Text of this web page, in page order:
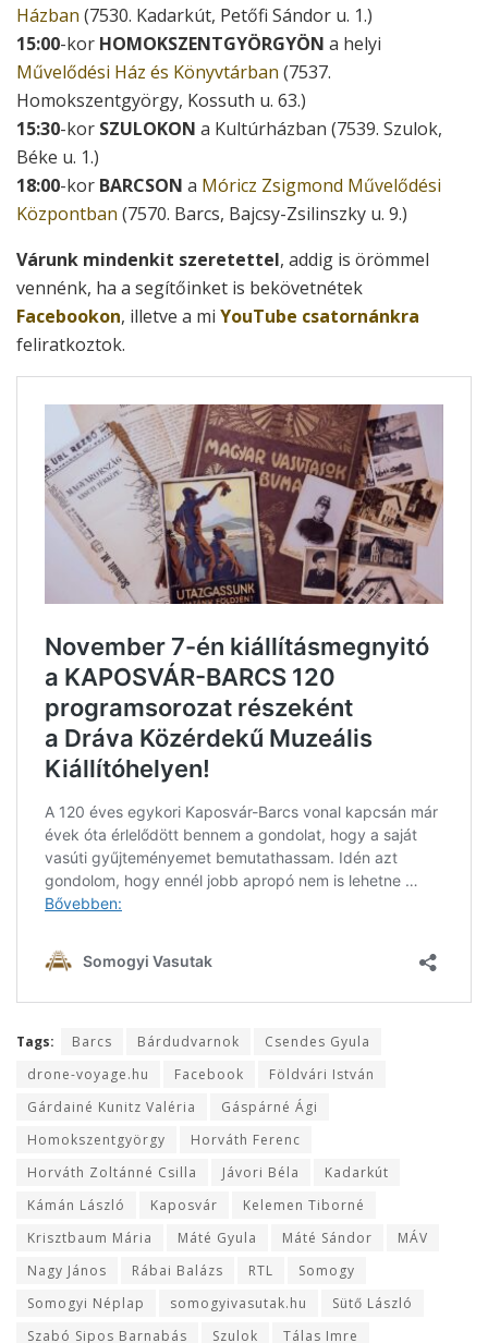
Házban (7530. Kadarkút, Petőfi Sándor u. 1.)
15:00-kor HOMOKSZENTGYÖRGYÖN a helyi
Művelődési Ház és Könyvtárban (7537.
Homokszentgyörgy, Kossuth u. 63.)
15:30-kor SZULOKON a Kultúrházban (7539. Szulok,
Béke u. 1.)
18:00-kor BARCSON a Móricz Zsigmond Művelődési
Központban (7570. Barcs, Bajcsy-Zsilinszky u. 9.)
Várunk mindenkit szeretettel, addig is örömmel
vennénk, ha a segítőinket is bekövetnétek
Facebookon, illetve a mi YouTube csatornánkra
feliratkoztok.
Tags: Barcs Bárdudvarnok
Csendes Gyula
drone-voyage.hu
Facebook
Földvári István
Gárdainé Kunitz Valéria
Gáspárné Ági
Homokszentgyörgy
Horváth Ferenc
Horváth Zoltánné Csilla
Jávori Béla
Kadarkút
Kámán László
Kaposvár
Kelemen Tiborné
Krisztbaum Mária
Máté Gyula Máté Sándor
MÁV
Nagy János
Rábai Balázs RTL
Somogy
Somogyi Néplap
somogyivasutak.hu
Sütő László
Szabó Sipos Barnabás
Szulok Tálas Imre